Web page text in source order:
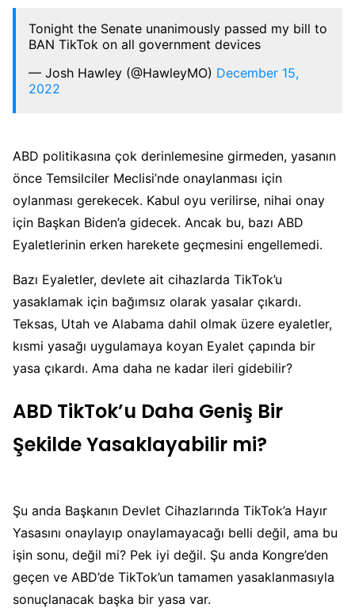
Tonight the Senate unanimously passed my bill to
BAN TikTok on all government devices
— Josh Hawley (@HawleyMO) December 15,
2022
ABD politikasına çok derinlemesine girmeden, yasanın
önce Temsilciler Meclisi’nde onaylanması için
oylanması gerekecek. Kabul oyu verilirse, nihai onay
için Başkan Biden’a gidecek. Ancak bu, bazı ABD
Eyaletlerinin erken harekete geçmesini engellemedi.
Bazı Eyaletler, devlete ait cihazlarda TikTok’u
yasaklamak için bağımsız olarak yasalar çıkardı.
Teksas, Utah ve Alabama dahil olmak üzere eyaletler,
kısmi yasağı uygulamaya koyan Eyalet çapında bir
yasa çıkardı. Ama daha ne kadar ileri gidebilir?
ABD TikTok’u Daha Geniş Bir
Şekilde Yasaklayabilir mi?
Şu anda Başkanın Devlet Cihazlarında TikTok’a Hayır
Yasasını onaylayıp onaylamayacağı belli değil, ama bu
işin sonu, değil mi? Pek iyi değil. Şu anda Kongre’den
geçen ve ABD’de TikTok’un tamamen yasaklanmasıyla
sonuçlanacak başka bir yasa var.